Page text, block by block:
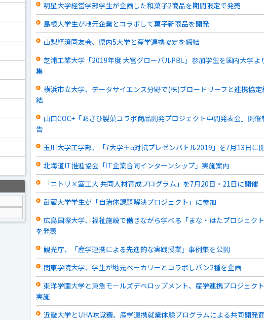
明星大学経営学部学生が企画した和菓子2商品を期間限定で発売
島根大学生が地元企業とコラボして菓子新商品を開発
山梨経済同友会、県内5大学と産学連携協定を締結
芝浦工業大学「2019年度 大宮グローバルPBL」参加学生を国内大学よ
集
横浜市立大学、データサイエンス分野で(株)ブロードリーフと連携協定
結
山口COC+「あさひ製菓コラボ商品開発プロジェクト中間発表会」開催
告
玉川大学工学部、「7大学＋α対抗プレゼンバトル2019」を7月13日に
北海道IT推進協会「IT企業合同インターンシップ」実施案内
「ニトリ×室工大 共同人材育成プログラム」を7月20日・21日に開催
武蔵大学学生が「自治体課題解決プロジェクト」に参加
広島国際大学、福祉施設で働きながら学べる「まな・はたプロジェクト
を発表
観光庁、「産学連携による先進的な実践授業」事例集を公開
関東学院大学、学生が地元ベーカリーとコラボしパン2種を企画
東洋学園大学と東急モールズデベロップメント、産学連携プロジェク
実施
近畿大学とUHA味覚糖、産学連携就業体験プログラムによる共同開発